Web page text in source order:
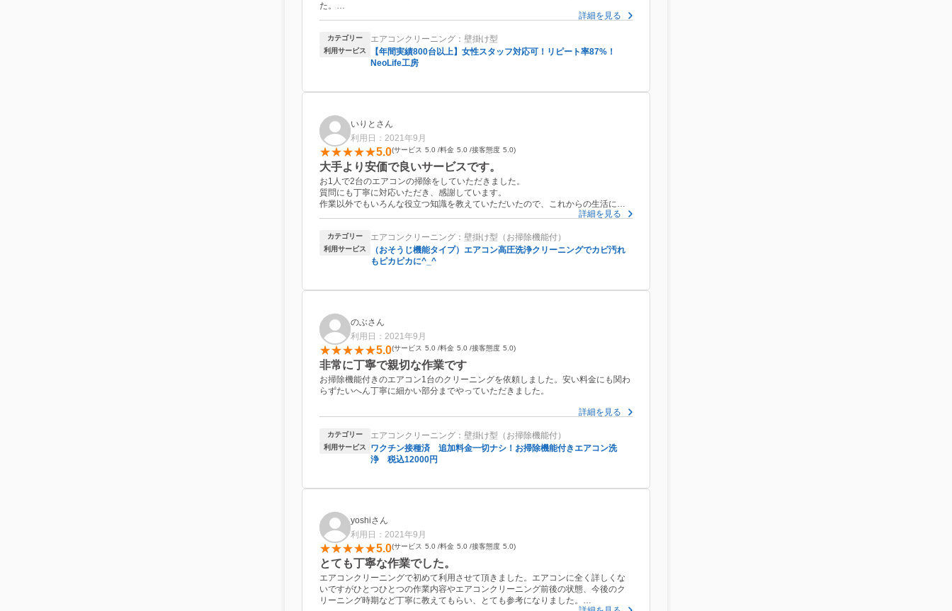
た。
しまいました。
また来年の夏が終われば今回依頼しなかった室外機と別部屋のエアコンもお願い
詳細を見る
カテゴリー エアコンクリーニング：壁掛け型
利用サービス
【年間実績800台以上】女性スタッフ対応可！リピート率87%！
NeoLife工房
いりとさん
利用日：2021年9月
5.0 サービス 5.0 料金 5.0 接客態度 5.0
大手より安価で良いサービスです。
お1人で2台のエアコンの掃除をしていただきました。
質問にも丁寧に対応いただき、感謝しています。
作業以外でもいろんな役立つ知識を教えていただいたので、これからの生活にい
この度はありがとうございました。
詳細を見る
カテゴリー エアコンクリーニング：壁掛け型（お掃除機能付）
利用サービス
（おそうじ機能タイプ）エアコン高圧洗浄クリーニングでカビ汚れ
もピカピカに^_^
のぶさん
利用日：2021年9月
5.0 サービス 5.0 料金 5.0 接客態度 5.0
非常に丁寧で親切な作業です
お掃除機能付きのエアコン1台のクリーニングを依頼しました。安い料金にも関わ
らずたいへん丁寧に細かい部分までやっていただきました。
本体はもちろん、分解に手間のかかるドレンパンやドレンホースもきれいにして
く問題ありませんでした。
作業都度にエアコンの汚れ具合を見せてほしいなどといったこちらの要望にも答
またリピートします。ありがとうございました。
詳細を見る
カテゴリー エアコンクリーニング：壁掛け型（お掃除機能付）
利用サービス
ワクチン接種済 追加料金一切ナシ！お掃除機能付きエアコン洗
浄 税込12000円
yoshiさん
利用日：2021年9月
5.0 サービス 5.0 料金 5.0 接客態度 5.0
とても丁寧な作業でした。
エアコンクリーニングで初めて利用させて頂きました。エアコンに全く詳しくな
いですがひとつひとつの作業内容やエアコンクリーニング前後の状態、今後のク
リーニング時期など丁寧に教えてもらい、とても参考になりました。